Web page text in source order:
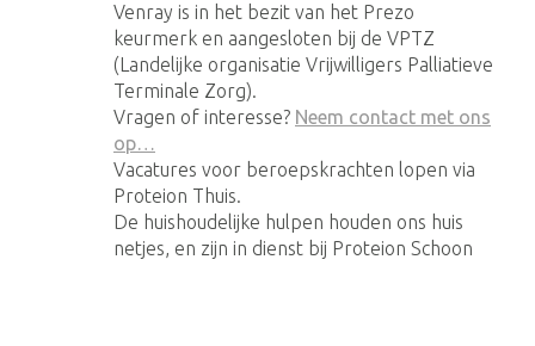
Venray is in het bezit van het Prezo
keurmerk en aangesloten bij de VPTZ
(Landelijke organisatie Vrijwilligers Palliatieve
Terminale Zorg).
Vragen of interesse? Neem contact met ons
op…
Vacatures voor beroepskrachten lopen via
Proteion Thuis.
De huishoudelijke hulpen houden ons huis
netjes, en zijn in dienst bij Proteion Schoon